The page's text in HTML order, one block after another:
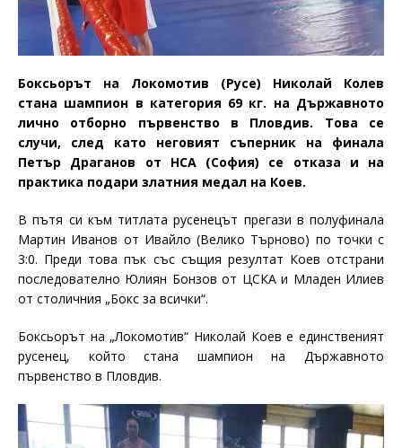
Боксьорът на Локомотив (Русе) Николай Колев
стана шампион в категория 69 кг. на Държавното
лично отборно първенство в Пловдив. Това се
случи, след като неговият съперник на финала
Петър Драганов от НСА (София) се отказа и на
практика подари златния медал на Коев.
В пътя си към титлата русенецът прегази в полуфинала
Мартин Иванов от Ивайло (Велико Търново) по точки с
3:0. Преди това пък със същия резултат Коев отстрани
последователно Юлиян Бонзов от ЦСКА и Младен Илиев
от столичния „Бокс за всички“.
Боксьорът на „Локомотив“ Николай Коев е единственият
русенец, който стана шампион на Държавното
първенство в Пловдив.